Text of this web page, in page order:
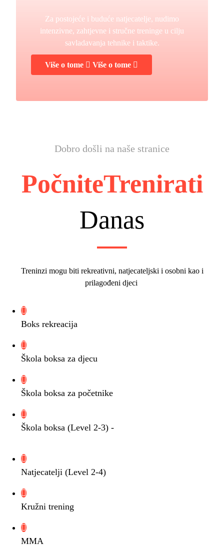
Za postojeće i buduće natjecatelje, nudimo
intenzivne, zahtjevne i stručne treninge u cilju
savladavanja tehnike i taktike.
Više o tome Više o tome
Dobro došli na naše stranice
PočniteTrenirati
Danas
Treninzi mogu biti rekreativni, natjecateljski i osobni kao i
prilagođeni djeci
Boks rekreacija
Škola boksa za djecu
Škola boksa za početnike
Škola boksa (Level 2-3) -
Natjecatelji (Level 2-4)
Kružni trening
MMA